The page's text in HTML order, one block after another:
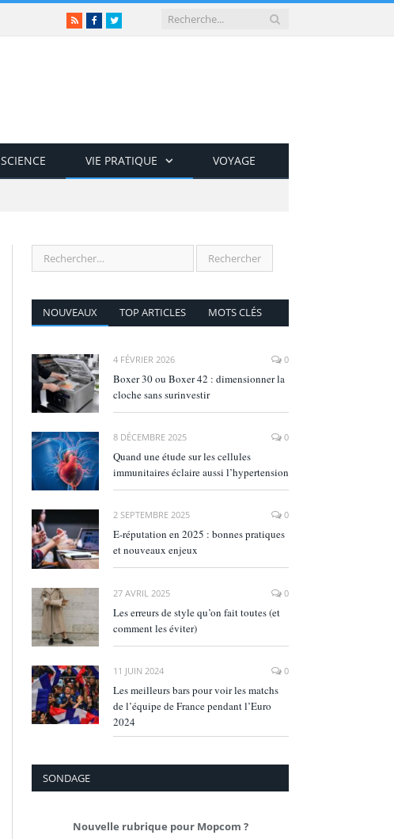
RSSFacebookTwitter
SCIENCE VIE PRATIQUE VOYAGE
NOUVEAUX TOP ARTICLES MOTS CLÉS
4 FÉVRIER 2026 0
Boxer 30 ou Boxer 42 : dimensionner la
cloche sans surinvestir
8 DÉCEMBRE 2025 0
Quand une étude sur les cellules
immunitaires éclaire aussi l’hypertension
2 SEPTEMBRE 2025 0
E‑réputation en 2025 : bonnes pratiques
et nouveaux enjeux
27 AVRIL 2025 0
Les erreurs de style qu’on fait toutes (et
comment les éviter)
11 JUIN 2024 0
Les meilleurs bars pour voir les matchs
de l’équipe de France pendant l’Euro
2024
SONDAGE
Nouvelle rubrique pour Mopcom ?